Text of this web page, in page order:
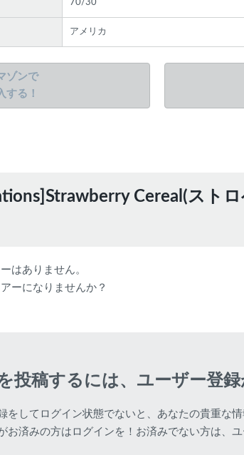
70/30
アメリカ
ゾンで
する！
Cereal(スト
はありません。
ーになりませんか？
投稿するには、ユーザー登録
をしてログイン状態でないと、あなたの貴重な
お済みの方はログインを！お済みでない方は、